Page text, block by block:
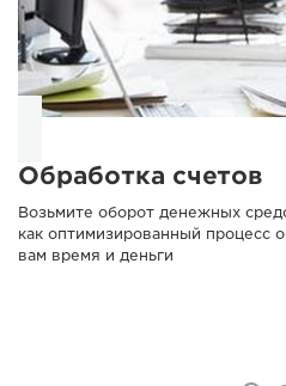
Обработка счетов
Возьмите оборот денежных
как оптимизированный процесс
вам время и деньги